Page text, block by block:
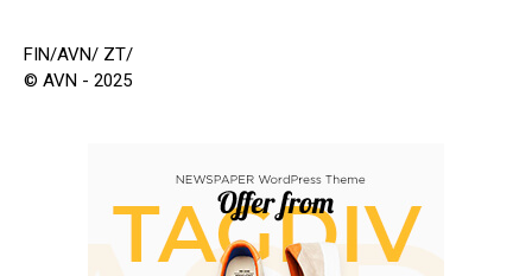
FIN/AVN/ ZT/
© AVN - 2025